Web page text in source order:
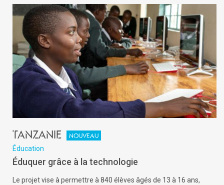
Tanzanie Nouveau
Éducation
Éduquer grâce à la technologie
Le projet vise à permettre à 840 élèves âgés de 13 à 16 ans,